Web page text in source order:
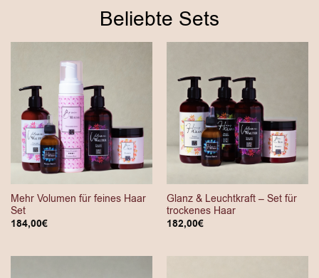
Beliebte Sets
Mehr Volumen für feines Haar
Set
184,00€
Glanz & Leuchtkraft – Set für
trockenes Haar
182,00€